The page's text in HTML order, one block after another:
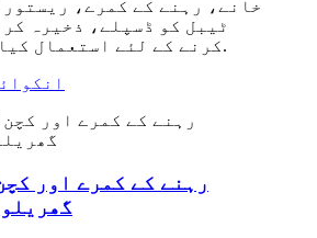
خانے، رہنے کے کمرے،
ٹیبل کو ڈسپلے، ذخیرہ
کرنے کے لئے استعمال کیا جاتا ہے.
رہنے کے کمرے اور